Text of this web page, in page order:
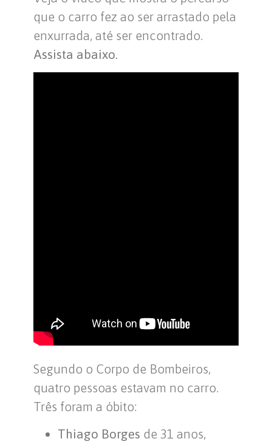
que o carro fez ao ser arrastado pela
enxurrada, até ser encontrado.
Assista abaixo.
Segundo o Corpo de Bombeiros,
quatro pessoas estavam no carro.
Três foram a óbito:
Thiago Borges de 31 anos,